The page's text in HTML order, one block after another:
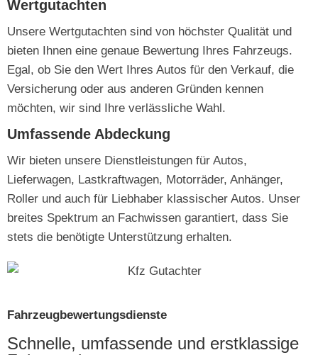
Wertgutachten
Unsere Wertgutachten sind von höchster Qualität und
bieten Ihnen eine genaue Bewertung Ihres Fahrzeugs.
Egal, ob Sie den Wert Ihres Autos für den Verkauf, die
Versicherung oder aus anderen Gründen kennen
möchten, wir sind Ihre verlässliche Wahl.
Umfassende Abdeckung
Wir bieten unsere Dienstleistungen für Autos,
Lieferwagen, Lastkraftwagen, Motorräder, Anhänger,
Roller und auch für Liebhaber klassischer Autos. Unser
breites Spektrum an Fachwissen garantiert, dass Sie
stets die benötigte Unterstützung erhalten.
Fahrzeugbewertungsdienste
Schnelle, umfassende und erstklassige